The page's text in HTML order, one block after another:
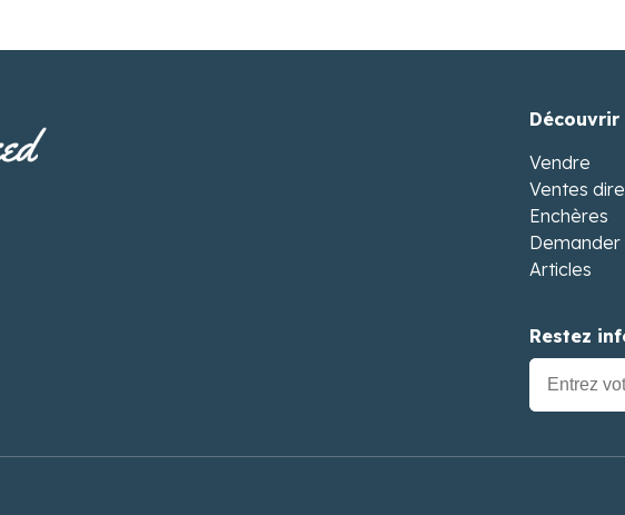
Découvrir
Vendre
Ventes
Enchères
Demander
Articles
Restez